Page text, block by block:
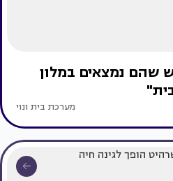
שהם נמצאים במלון
מערכת בית ונוי